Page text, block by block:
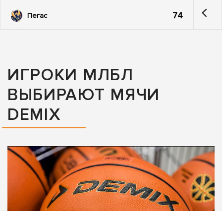
Пегас 74
ИГРОКИ МЛБЛ
ВЫБИРАЮТ МЯЧИ
DEMIX